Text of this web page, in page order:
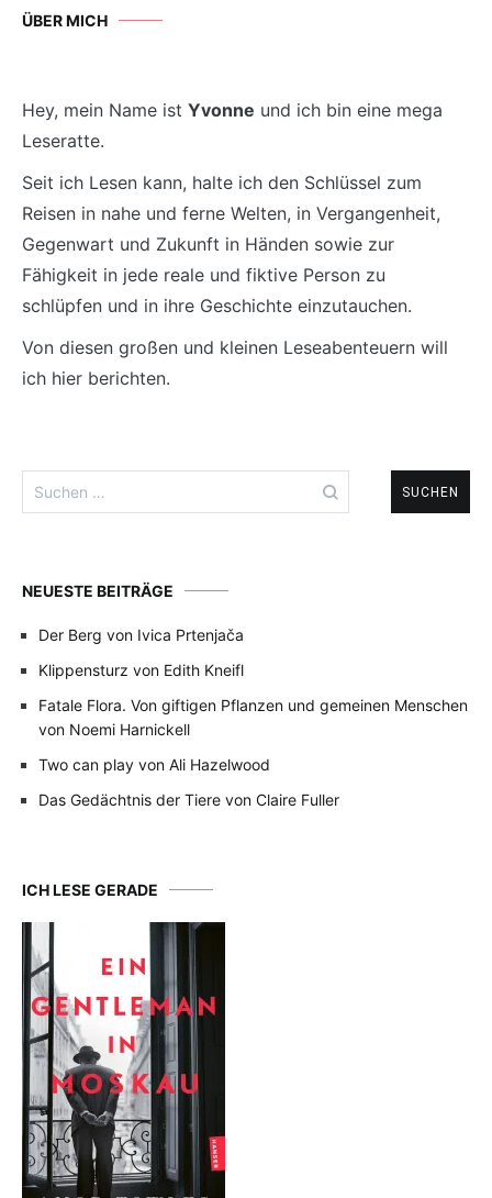
ÜBER MICH
Hey, mein Name ist Yvonne und ich bin eine mega
Leseratte.
Seit ich Lesen kann, halte ich den Schlüssel zum
Reisen in nahe und ferne Welten, in Vergangenheit,
Gegenwart und Zukunft in Händen sowie zur
Fähigkeit in jede reale und fiktive Person zu
schlüpfen und in ihre Geschichte einzutauchen.
Von diesen großen und kleinen Leseabenteuern will
ich hier berichten.
nach:
NEUESTE BEITRÄGE
Der Berg von Ivica Prtenjača
Klippensturz von Edith Kneifl
Fatale Flora. Von giftigen Pflanzen und gemeinen Menschen
von Noemi Harnickell
Two can play von Ali Hazelwood
Das Gedächtnis der Tiere von Claire Fuller
ICH LESE GERADE